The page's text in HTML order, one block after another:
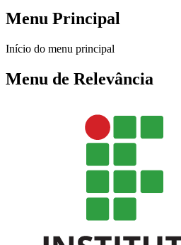
Menu Principal
Início do menu principal
Menu de Relevância